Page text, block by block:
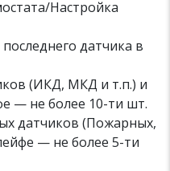
Настройка
датчика в
(ИКД, МКД и т.п.) и
— не более 10-ти шт.
датчиков (Пожарных,
— не более 5-ти